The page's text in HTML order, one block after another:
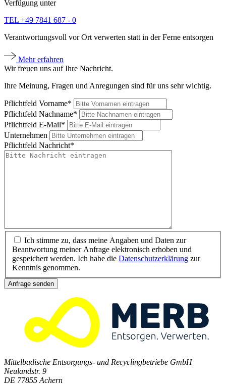
Verfügung unter
TEL +49 7841 687 - 0
Verantwortungsvoll vor Ort verwerten statt in der Ferne entsorgen
Mehr erfahren
Wir freuen uns auf Ihre Nachricht.
Ihre Meinung, Fragen und Anregungen sind für uns sehr wichtig.
Pflichtfeld Vorname*
Pflichtfeld Nachname*
Pflichtfeld E-Mail*
Unternehmen
Pflichtfeld Nachricht*
Ich stimme zu, dass meine Angaben und Daten zur
Beantwortung meiner Anfrage elektronisch erhoben und
gespeichert werden. Ich habe die Datenschutzerklärung zur
Kenntnis genommen.
Anfrage senden
Mittelbadische Entsorgungs- und Recyclingbetriebe GmbH
Neulandstr. 9
DE 77855 Achern